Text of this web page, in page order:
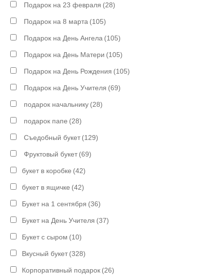
Подарок на 23 февраля (28)
Подарок на 8 марта (105)
Подарок на День Ангела (105)
Подарок на День Матери (105)
Подарок на День Рождения (105)
Подарок на День Учителя (69)
подарок начальнику (28)
подарок папе (28)
Съедобный букет (129)
Фруктовый букет (69)
букет в коробке (42)
букет в ящичке (42)
Букет на 1 сентября (36)
Букет на День Учителя (37)
Букет с сыром (10)
Вкусный букет (328)
Корпоративный подарок (26)